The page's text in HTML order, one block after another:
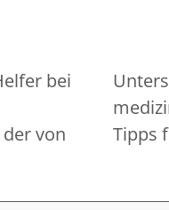
bei
von
von
Tipps